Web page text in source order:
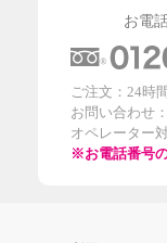
お電
ご注文：24時
お問い合わせ
オペレーター
※お電話番号